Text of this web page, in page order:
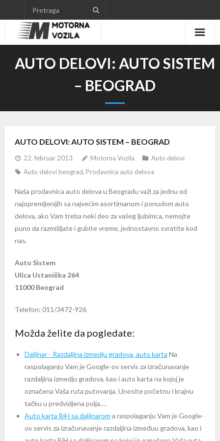
to
content
AUTO DELOVI: AUTO SISTEM
– BEOGRAD
AUTO DELOVI: AUTO SISTEM – BEOGRAD
22. februar 2013. Motorna Vozila
Auto delovi
Auto delovi beograd, Prodavnica auto delova
Naša prodavnica auto delova u Beogradu važi za jednu od
najopremljenijih sa najvećim asortimanom i ponudom auto
delova, ako Vam treba neki deo za vašeg ljubimca, nemojte
puno da razmišljate i gubite vreme, jednostavno svratite kod
nas.
Auto Sistem
Ulica Ustanička 264
11000 Beograd
Telefon: 011/3472-926
Možda želite da pogledate:
Daljinar - Razdaljina izmedju gradova, auto karta Na
raspolaganju Vam je Google-ov servis za izračunavanje
razdaljina izmedju gradova, kao i auto karta na kojoj je
označena Vaša ruta putovanja. Unosite početnu i krajnu
tačku u predvidjena polja.…
Auto karta BiH sa daljinarom a raspolaganju Vam je Google-
ov servis za izračunavanje razdaljina izmeđuu gradova, kao i